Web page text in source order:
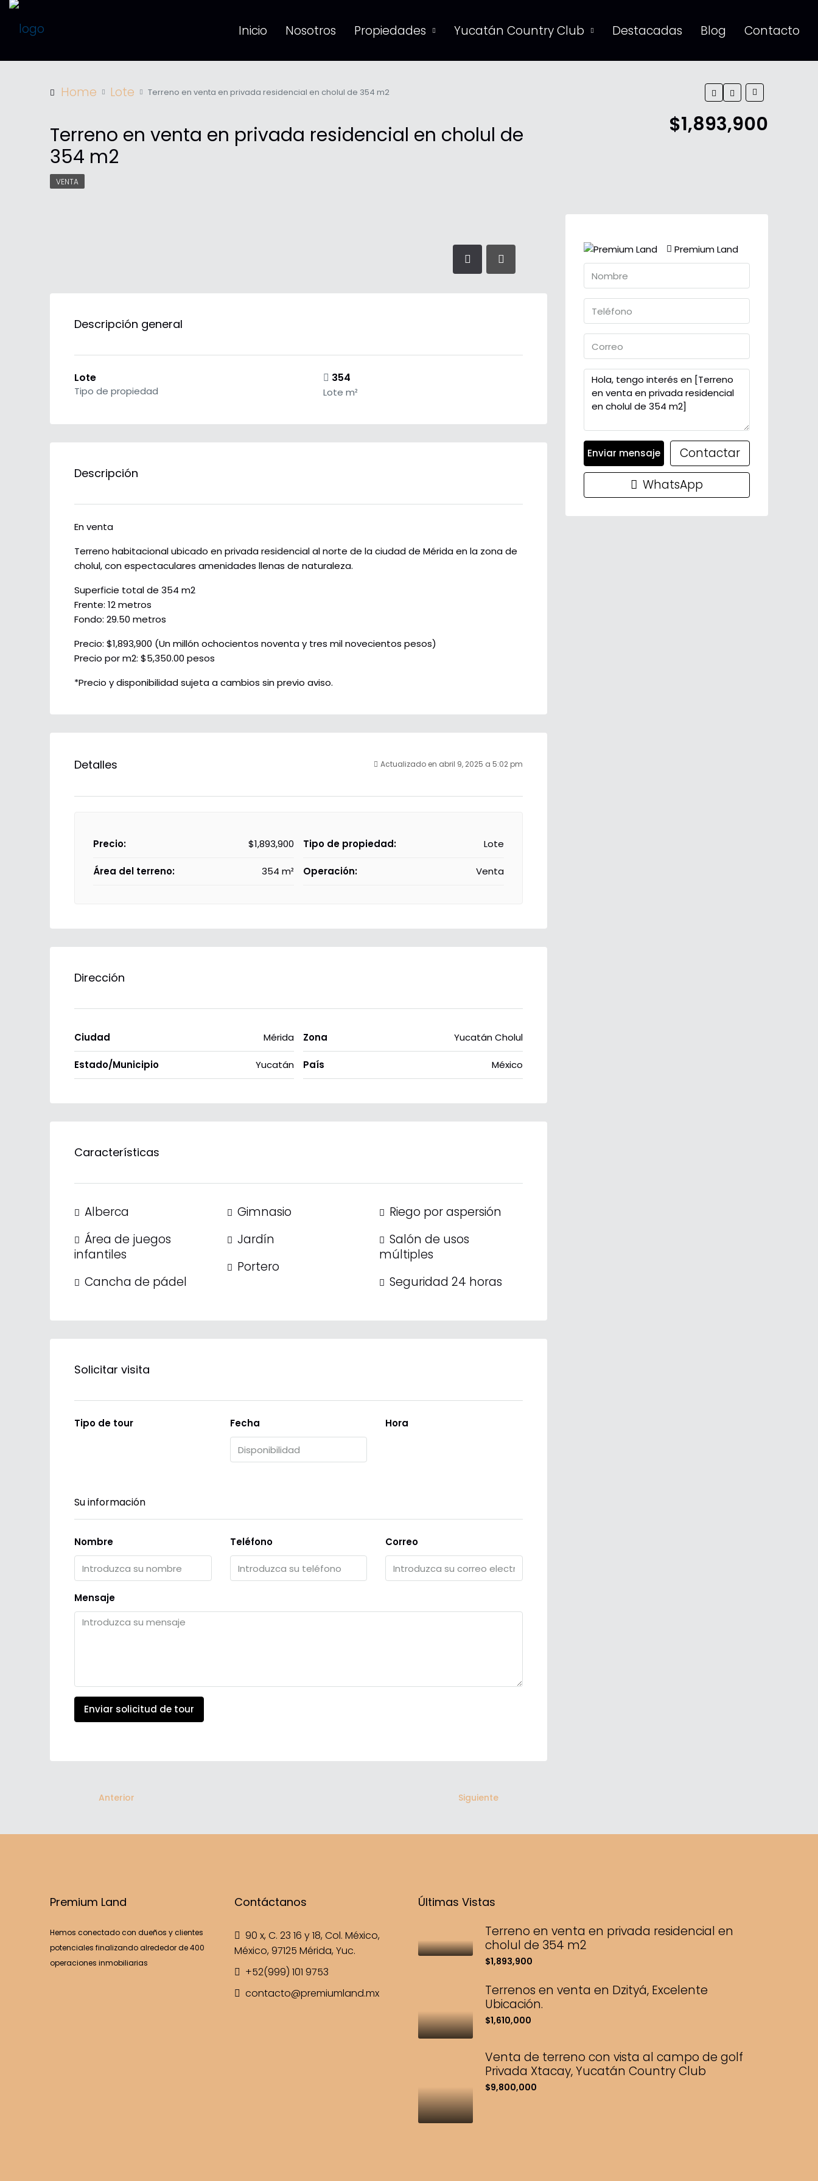
Inicio Nosotros Propiedades Yucatán Country Club Destacadas Blog Contacto
Home Lote Terreno en venta en privada residencial en cholul de 354 m2
Terreno en venta en privada residencial en cholul de
354 m2
$1,893,900
VENTA
Descripción general
Lote
Tipo de propiedad
354
Lote m²
Descripción
En venta
Terreno habitacional ubicado en privada residencial al norte de la ciudad de Mérida en la zona de
cholul, con espectaculares amenidades llenas de naturaleza.
Superficie total de 354 m2
Frente: 12 metros
Fondo: 29.50 metros
Precio: $1,893,900 (Un millón ochocientos noventa y tres mil novecientos pesos)
Precio por m2: $5,350.00 pesos
*Precio y disponibilidad sujeta a cambios sin previo aviso.
Detalles Actualizado en abril 9, 2025 a 5:02 pm
Precio: $1,893,900
Área del terreno: 354 m²
Tipo de propiedad: Lote
Operación: Venta
Dirección
Ciudad Mérida
Estado/Municipio Yucatán
Zona Yucatán Cholul
País México
Características
Alberca
Área de juegos
infantiles
Cancha de pádel
Gimnasio
Jardín
Portero
Riego por aspersión
Salón de usos
múltiples
Seguridad 24 horas
Solicitar visita
Tipo de tour Fecha Hora
Su información
Nombre Teléfono Correo
Mensaje
Enviar solicitud de tour
Anterior Siguiente
Premium Land
Enviar mensaje
Contactar
WhatsApp
Premium Land
Hemos conectado con dueños y clientes
potenciales finalizando alrededor de 400
operaciones inmobiliarias
Contáctanos
90 x, C. 23 16 y 18, Col. México,
México, 97125 Mérida, Yuc.
+52(999) 101 9753
contacto@premiumland.mx
Últimas Vistas
Terreno en venta en privada residencial en
cholul de 354 m2
$1,893,900
Terrenos en venta en Dzityá, Excelente
Ubicación.
$1,610,000
Venta de terreno con vista al campo de golf
Privada Xtacay, Yucatán Country Club
$9,800,000